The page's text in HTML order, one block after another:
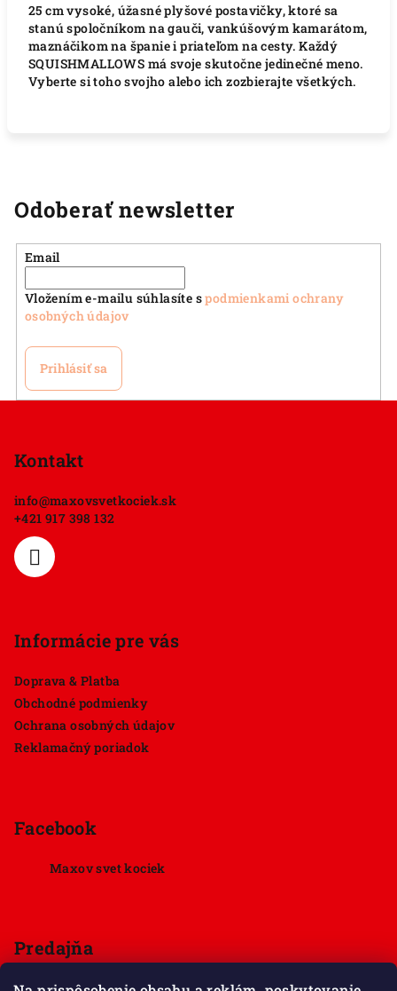
25 cm vysoké, úžasné plyšové postavičky, ktoré sa
stanú spoločníkom na gauči, vankúšovým kamarátom,
maznáčikom na španie i priateľom na cesty.Každý
SQUISHMALLOWS má svoje skutočne jedinečné meno.
Vyberte si toho svojho alebo ich zozbierajte všetkých.
Odoberať newsletter
Email
Vložením e-mailu súhlasíte spodmienkami ochrany
osobných údajov
Prihlásiť sa
Kontakt
info@maxovsvetkociek.sk
+421 917 398 132
Informácie pre vás
Doprava & Platba
Obchodné podmienky
Ochrana osobných údajov
Reklamačný poriadok
Facebook
Maxov svet kociek
Predajňa
Štúrova 33, 949 01 Nitra